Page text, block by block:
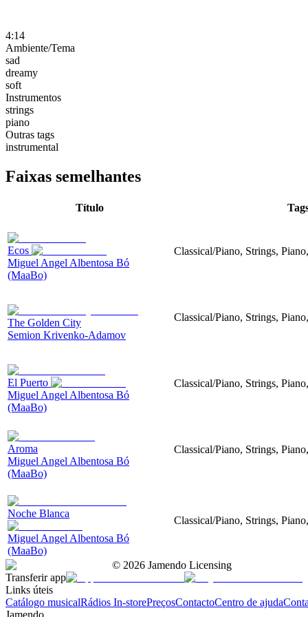
4:14
Ambiente/Tema
sad
dreamy
soft
Instrumentos
strings
piano
Outras tags
instrumental
Faixas semelhantes
Título
Ecos
Miguel Angel Albentosa Bó
(MaaBo)
Classical/Piano, Strings,
The Golden City
Semion Krivenko-Adamov
Classical/Piano, Strings,
El Puerto
Miguel Angel Albentosa Bó
(MaaBo)
Classical/Piano, Strings,
Aroma
Miguel Angel Albentosa Bó
(MaaBo)
Classical/Piano, Strings,
Noche Blanca
Miguel Angel Albentosa Bó
(MaaBo)
Classical/Piano, Strings,
© 2026 Jamendo Licensing
Transferir app
Links úteis
Catálogo musicalRádios In-storePreçosContactoCentro de ajuda
Jamendo